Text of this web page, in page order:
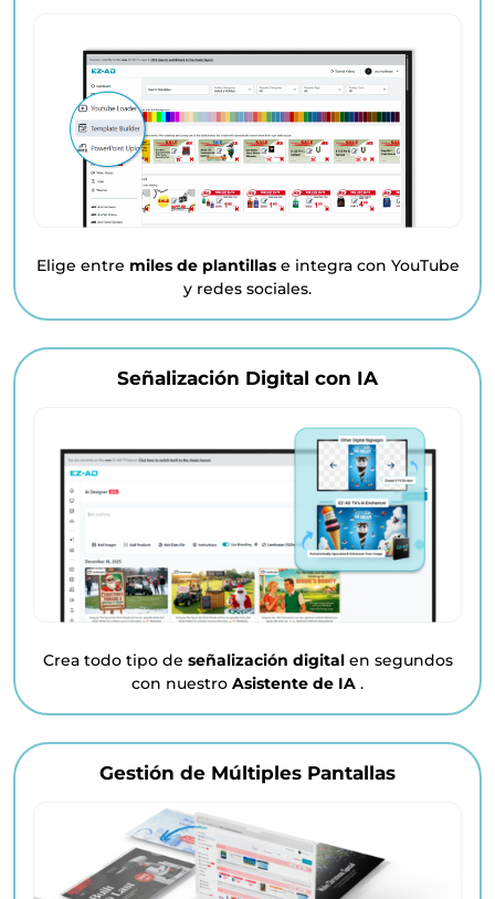
Elige entre miles de plantillase integra con YouTube
y redes sociales.
Señalización Digital con IA
Crea todo tipo de señalización digitalen segundos
con nuestro Asistente de IA .
Gestión de Múltiples Pantallas